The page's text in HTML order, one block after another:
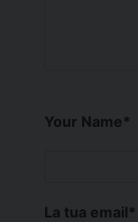
Your Name*
La tua email*